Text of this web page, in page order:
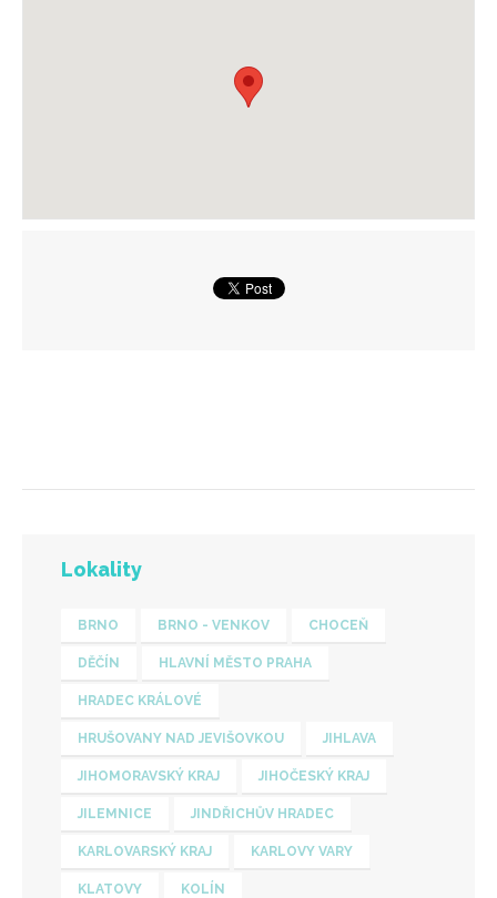
Lokality
BRNO BRNO - VENKOV CHOCEŇ
DĚČÍN HLAVNÍ MĚSTO PRAHA
HRADEC KRÁLOVÉ
HRUŠOVANY NAD JEVIŠOVKOU JIHLAVA
JIHOMORAVSKÝ KRAJ JIHOČESKÝ KRAJ
JILEMNICE JINDŘICHŮV HRADEC
KARLOVARSKÝ KRAJ KARLOVY VARY
KLATOVY KOLÍN